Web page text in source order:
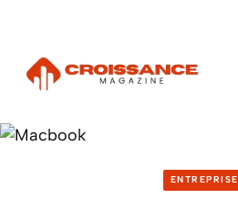
contenu
ENTREPRISE